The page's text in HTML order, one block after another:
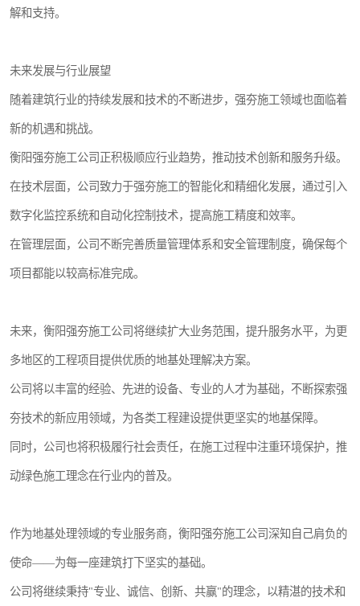
解和支持。
未来发展与行业展望
随着建筑行业的持续发展和技术的不断进步，强夯施工领域也面临着
新的机遇和挑战。
衡阳强夯施工公司正积极顺应行业趋势，推动技术创新和服务升级。
在技术层面，公司致力于强夯施工的智能化和精细化发展，通过引入
数字化监控系统和自动化控制技术，提高施工精度和效率。
在管理层面，公司不断完善质量管理体系和安全管理制度，确保每个
项目都能以较高标准完成。
未来，衡阳强夯施工公司将继续扩大业务范围，提升服务水平，为更
多地区的工程项目提供优质的地基处理解决方案。
公司将以丰富的经验、先进的设备、专业的人才为基础，不断探索强
夯技术的新应用领域，为各类工程建设提供更坚实的地基保障。
同时，公司也将积极履行社会责任，在施工过程中注重环境保护，推
动绿色施工理念在行业内的普及。
作为地基处理领域的专业服务商，衡阳强夯施工公司深知自己肩负的
使命——为每一座建筑打下坚实的基础。
公司将继续秉持"专业、诚信、创新、共赢"的理念，以精湛的技术和